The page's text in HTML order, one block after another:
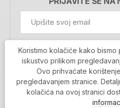
Prihvaćam da se moji
podataka i koriste u svrhu
newslettera
MOJARIJEKA
PRIJAVI
Koristimo kolačiće kako
iskustvo prilikom
Ovo prihvaćate
pregledavanjem stranice.
kolačića na ovoj stranici